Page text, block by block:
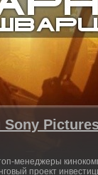
менеджеры
проект